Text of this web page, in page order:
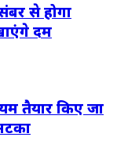
से होगा
दम
तैयार किए जा